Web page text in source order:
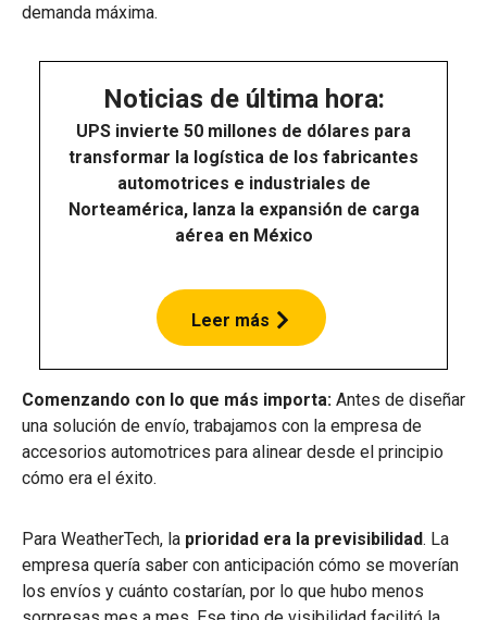
demanda máxima.
Noticias de última hora:
UPS invierte 50 millones de dólares para
transformar la logística de los fabricantes
automotrices e industriales de
Norteamérica, lanza la expansión de carga
aérea en México
Leer más
Comenzando con lo que más importa: Antes de diseñar
una solución de envío, trabajamos con la empresa de
accesorios automotrices para alinear desde el principio
cómo era el éxito.
Para WeatherTech, la prioridad era la previsibilidad. La
empresa quería saber con anticipación cómo se moverían
los envíos y cuánto costarían, por lo que hubo menos